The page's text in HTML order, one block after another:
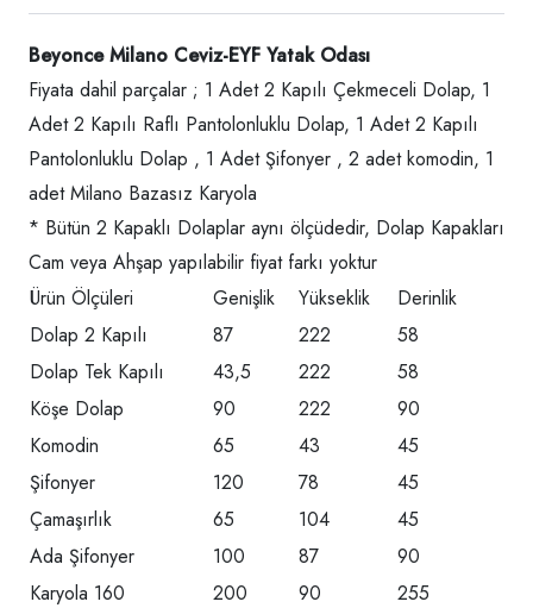
Beyonce Milano Ceviz-EYF Yatak Odası
Fiyata dahil parçalar ; 1 Adet 2 Kapılı Çekmeceli Dolap, 1
Adet 2 Kapılı Raflı Pantolonluklu Dolap, 1 Adet 2 Kapılı
Pantolonluklu Dolap , 1 Adet Şifonyer , 2 adet komodin, 1
adet Milano Bazasız Karyola
* Bütün 2 Kapaklı Dolaplar aynı ölçüdedir, Dolap Kapakları
Cam veya Ahşap yapılabilir fiyat farkı yoktur
Ürün Ölçüleri
Genişlik Yükseklik
Derinlik
Dolap 2 Kapılı
87 222
58
Dolap Tek Kapılı
43,5 222
58
Köşe Dolap
90 222
90
Komodin
65 43
45
Şifonyer
120 78
45
Çamaşırlık
65 104
45
Ada Şifonyer
100 87
90
Karyola 160
200 90 255